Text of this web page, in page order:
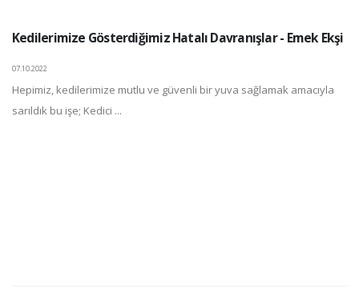
Kedilerimize Gösterdiğimiz Hatalı Davranışlar - Emek Ekşi
07.10.2022
Hepimiz, kedilerimize mutlu ve güvenli bir yuva sağlamak amacıyla
sarıldık bu işe; Kedici ...